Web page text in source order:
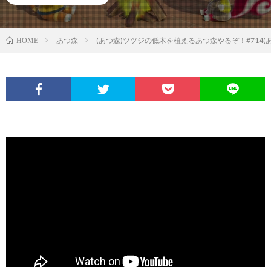
HOME あつ森 (あつ森)ツツジの低木を植えるあつ森やるぞ！#714(